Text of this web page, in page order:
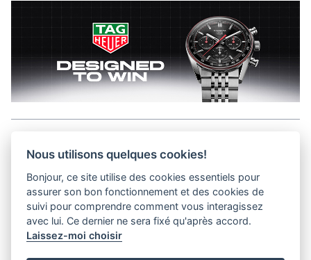
Media Kit
Kontakt
Datenschutz-Bestimmungen
Nous utilisons quelques cookies!
Bonjour, ce site utilise des cookies essentiels pour
assurer son bon fonctionnement et des cookies de
suivi pour comprendre comment vous interagissez
avec lui. Ce dernier ne sera fixé qu'après accord.
Laissez-moi choisir